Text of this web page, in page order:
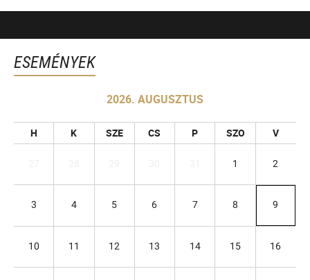
ESEMÉNYEK
2026. AUGUSZTUS
H K SZE CS P SZO V
1 2
3 4 5 6 7 8 9
10 11 12 13 14 15 16